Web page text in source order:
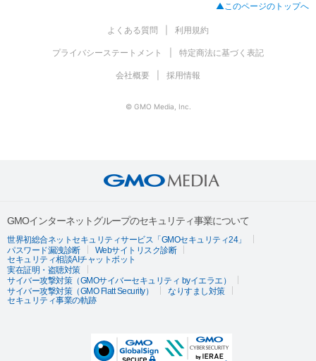
▲このページのトップへ
よくある質問 利用規約
プライバシーステートメント 特定商法に基づく表記
会社概要 採用情報
© GMO Media, Inc.
GMOインターネットグループのセキュリティ事業について
世界初総合ネットセキュリティサービス「GMOセキュリティ24」
パスワード漏洩診断
Webサイトリスク診断
セキュリティ相談AIチャットボット
実在証明・盗聴対策
サイバー攻撃対策（GMOサイバーセキュリティ byイエラエ）
サイバー攻撃対策（GMO Flatt Security）
なりすまし対策
セキュリティ事業の軌跡